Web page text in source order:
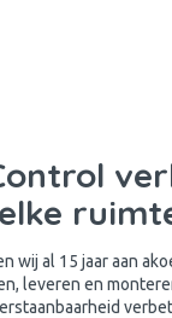
wij al 15 jaar aan
leveren en